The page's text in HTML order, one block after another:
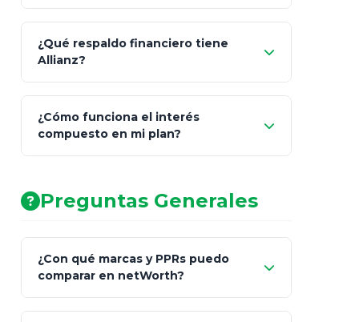
¿Qué respaldo financiero tiene
Allianz?
AA (Muy Fuerte)
¿Cómo funciona el interés
compuesto en mi plan?
Preguntas Generales
¿Con qué marcas y PPRs puedo
comparar en netWorth?